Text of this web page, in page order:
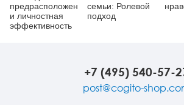
предрасположенности
и личностная
эффективность
семьи: Ролевой
подход
+7 (495) 540-57-
post@cogito-